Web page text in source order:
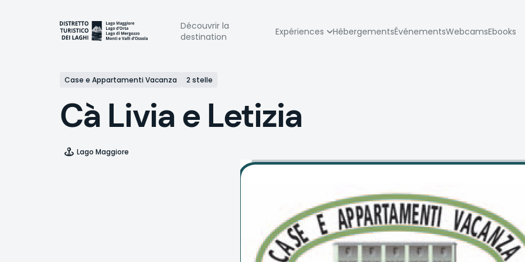
Navigazione
principale
Découvrir la
destination
Expériences HébergementsÉvénementsWebcamsEbooks
Case e Appartamenti Vacanza 2 stelle
Cà Livia e Letizia
Lago Maggiore